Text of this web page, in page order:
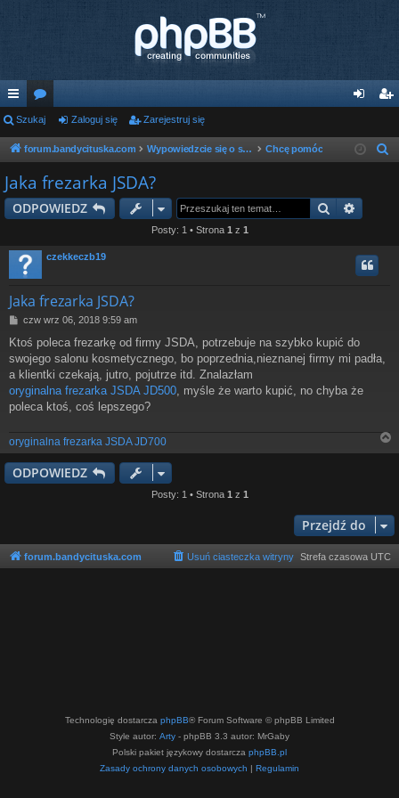
ię
ce
j
…
or
a og
si
ej
Szukaj Zaloguj się Zarejestruj się
forum.bandycituska.com Wypowiedzcie się o sprawie Chcę pomóc
Jaka frezarka JSDA?
ODPOWIEDZ Szukaj
Posty: 1 • Strona 1 z 1
czekkeczb19
Jaka frezarka JSDA?
P
s
t
czw wrz 06, 2018 9:59 am
Ktoś poleca frezarkę od firmy JSDA, potrzebuje na szybko kupić do
swojego salonu kosmetycznego, bo poprzednia,nieznanej firmy mi padła,
a klientki czekają, jutro, pojutrze itd. Znalazłam
oryginalna frezarka JSDA JD500 , myśle że warto kupić, no chyba że
poleca ktoś, coś lepszego?
oryginalna frezarka JSDA JD700
a
ODPOWIEDZ
Posty: 1 • Strona 1 z 1
Przejdź do
forum.bandycituska.com Strefa czasowa UTC
Usuń ciasteczka witryny
Technologię dostarcza phpBB® Forum Software © phpBB Limited
Style autor: Arty - phpBB 3.3 autor: MrGaby
Polski pakiet językowy dostarcza phpBB.pl
Zasady ochrony danych osobowych | Regulamin